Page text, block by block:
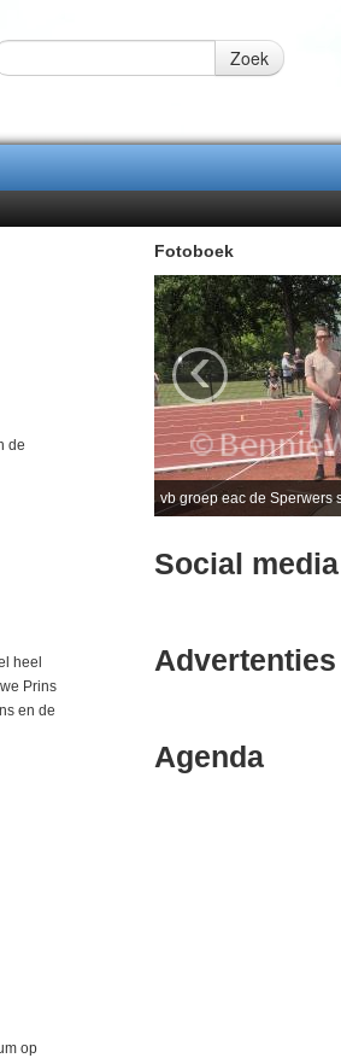
Zoek
de
heel
Prins
en de
op
Fotoboek
vb groep eac de Sperwers
‹
Social media
Advertenties
Agenda